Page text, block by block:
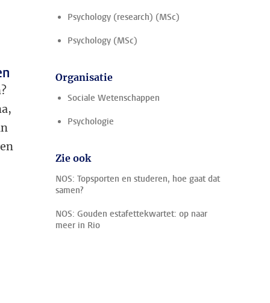
Psychology (research) (MSc)
Psychology (MSc)
Organisatie
Sociale Wetenschappen
Psychologie
Zie ook
NOS: Topsporten en studeren, hoe gaat dat
samen?
NOS: Gouden estafettekwartet: op naar
meer in Rio